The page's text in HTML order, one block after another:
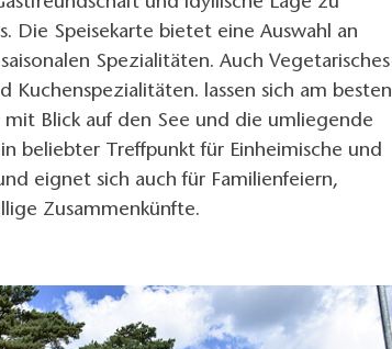
Die Speisekarte bietet eine Auswahl an
Spezialitäten. Auch Vegetarisches
Kuchenspezialitäten. lassen sich am besten
mit Blick auf den See und die umliegende
beliebter Treffpunkt für Einheimische und
eignet sich auch für Familienfeiern,
Zusammenkünfte.